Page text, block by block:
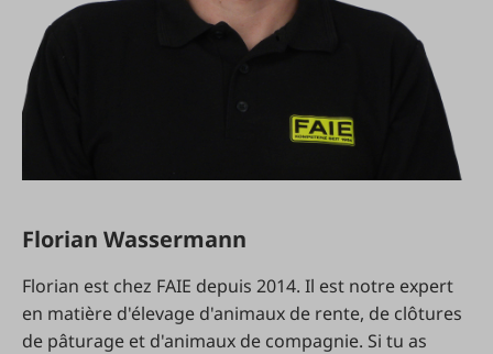
Florian Wassermann
Florian est chez FAIE depuis 2014. Il est notre expert
en matière d'élevage d'animaux de rente, de clôtures
de pâturage et d'animaux de compagnie. Si tu as